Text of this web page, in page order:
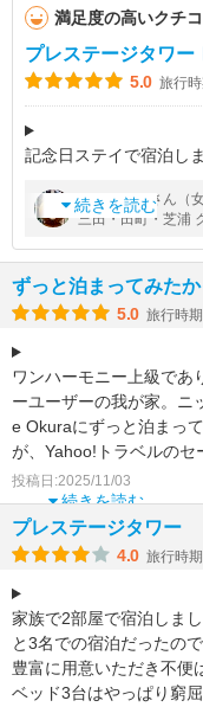
満足度の高いクチコ
プレステージタワー
5.0 旅行
記念日ステイで宿泊し
2万円余り(^^;
特に記念日とは伝えて
続きを読む
bybonitan さん（
三田・田町・芝浦
ずっと泊まってみた
5.0 旅行時
ワンハーモニー上級であ
ーユーザーの我が家。ニ
e Okuraにずっと泊まっ
が、Yahoo!トラベルの
に
続きを読む
投稿日:2025/11/03
プレステージタワー
4.0 旅行時
家族で2部屋で宿泊しま
と3名での宿泊だったの
豊富に用意いただき不便
ベッド3台はやっぱり窮